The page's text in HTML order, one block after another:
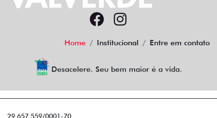
Home Institucional Entre em contato
Desacelere. Seu bem maior é a vida.
29.657.559/0001-70